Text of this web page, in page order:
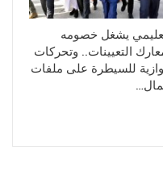
يشغل خصومه
التعيينات.. وتحركات
للسيطرة على ملفات